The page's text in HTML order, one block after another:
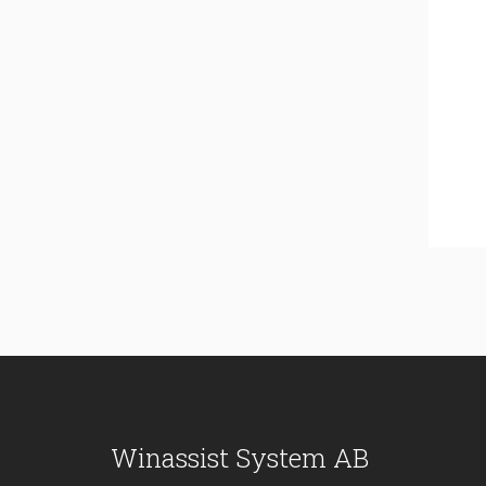
Winassist System AB